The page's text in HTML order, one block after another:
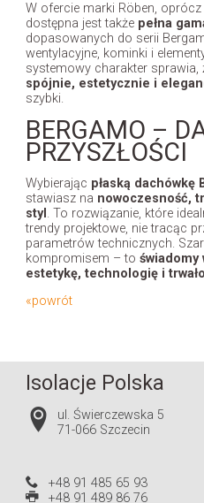
W ofercie marki Röben,
dostępna jest także pełna
dopasowanych do serii
wentylacyjne, kominki i
systemowy charakter sprawia,
spójnie, estetycznie i
szybki.
BERGAMO –
PRZYSZŁOŚCI
Wybierając płaską dachówkę
stawiasz na nowoczesność,
styl . To rozwiązanie, które
trendy projektowe, nie tracąc
parametrów technicznych.
kompromisem – to świadomy
estetykę, technologię i
«powrót
Isolacje Polska
ul. Świerczewska 5
71-066 Szczecin
+48 91 485 65 93
+48 91 489 86 76